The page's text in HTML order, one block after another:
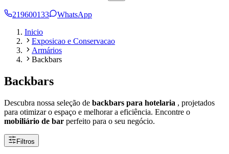
219600133
WhatsApp
Inicio
Exposicao e Conservacao
Armários
Backbars
Backbars
Descubra nossa seleção de backbars para hotelaria , projetados
para otimizar o espaço e melhorar a eficiência. Encontre o
mobiliário de bar perfeito para o seu negócio.
Filtros